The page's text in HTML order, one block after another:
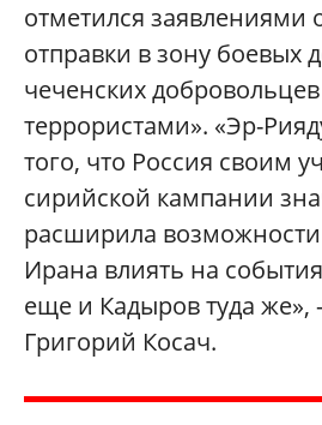
отметился заявлениями
отправки в зону боевых
чеченских
террористами». «Эр-
того, что Россия своим
сирийской кампании
расширила
Ирана влиять на
еще и Кадыров туда
Григорий Косач.